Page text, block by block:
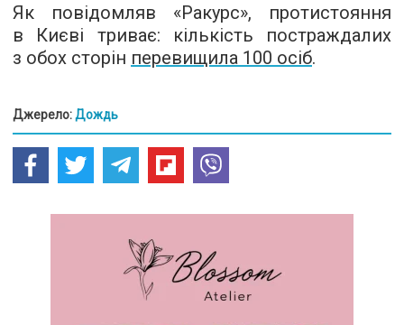
Як повідомляв «Ракурс», протистояння
в Києві триває: кількість постраждалих
з обох сторін перевищила 100 осіб.
Джерело:Дождь